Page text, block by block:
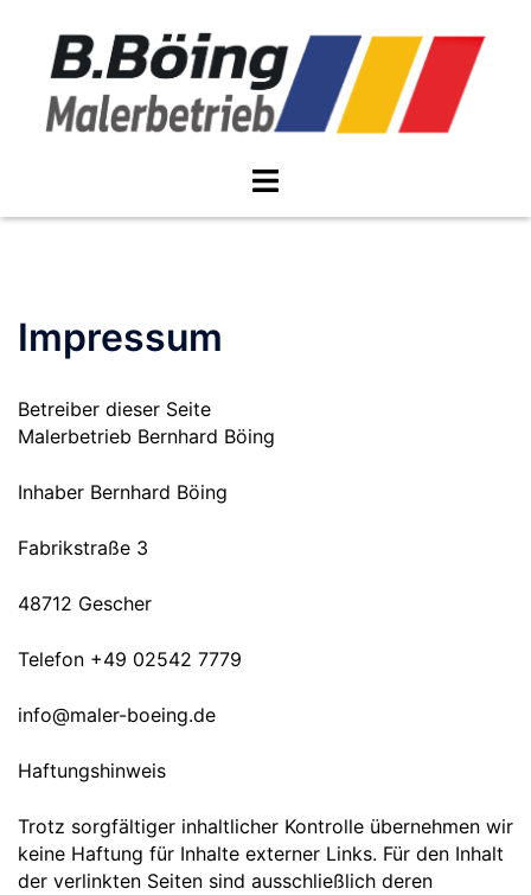
springen
Menü
umschalten
Impressum
Betreiber dieser Seite
Malerbetrieb Bernhard Böing
Inhaber Bernhard Böing
Fabrikstraße 3
48712 Gescher
Telefon +49 02542 7779
info@maler-boeing.de
Haftungshinweis
Trotz sorgfältiger inhaltlicher Kontrolle übernehmen wir
keine Haftung für Inhalte externer Links. Für den Inhalt
der verlinkten Seiten sind ausschließlich deren